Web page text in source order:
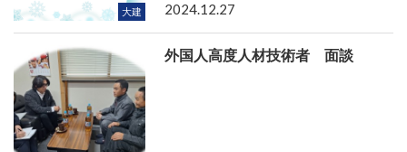
大建 2024.12.27
外国人高度人材技術者 面談